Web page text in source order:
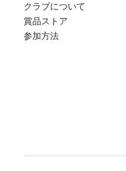
クラブについて
賞品ストア
参加方法